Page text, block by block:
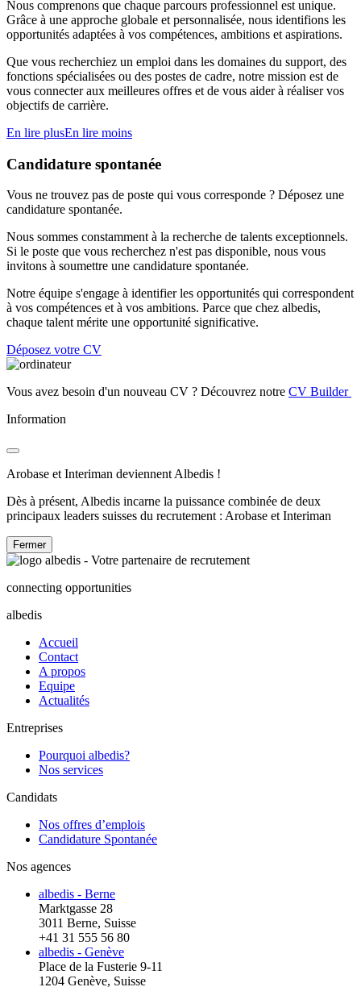
Nous comprenons que chaque parcours professionnel est unique.
Grâce à une approche globale et personnalisée, nous identifions les
opportunités adaptées à vos compétences, ambitions et aspirations.
Que vous recherchiez un emploi dans les domaines du support, des
fonctions spécialisées ou des postes de cadre, notre mission est de
vous connecter aux meilleures offres et de vous aider à réaliser vos
objectifs de carrière.
En lire plusEn lire moins
Candidature spontanée
Vous ne trouvez pas de poste qui vous corresponde ? Déposez une
candidature spontanée.
Nous sommes constamment à la recherche de talents exceptionnels.
Si le poste que vous recherchez n'est pas disponible, nous vous
invitons à soumettre une candidature spontanée.
Notre équipe s'engage à identifier les opportunités qui correspondent
à vos compétences et à vos ambitions. Parce que chez albedis,
chaque talent mérite une opportunité significative.
Déposez votre CV
Vous avez besoin d'un nouveau CV ? Découvrez notre CV Builder
Information
Arobase et Interiman deviennent Albedis !
Dès à présent, Albedis incarne la puissance combinée de deux
principaux leaders suisses du recrutement : Arobase et Interiman
Fermer
connecting opportunities
albedis
Accueil
Contact
A propos
Equipe
Actualités
Entreprises
Pourquoi albedis?
Nos services
Candidats
Nos offres d’emplois
Candidature Spontanée
Nos agences
albedis - Berne
Marktgasse 28
3011 Berne, Suisse
+41 31 555 56 80
albedis - Genève
Place de la Fusterie 9-11
1204 Genève, Suisse